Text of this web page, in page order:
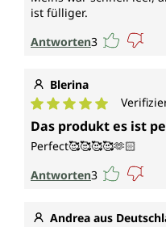
ist fülliger.
Antworten3
Blerina
Durchschnittliche
Das produkt es ist
Perfect🥰🥰🥰🥰🫶🏻
Antworten3
Andrea aus